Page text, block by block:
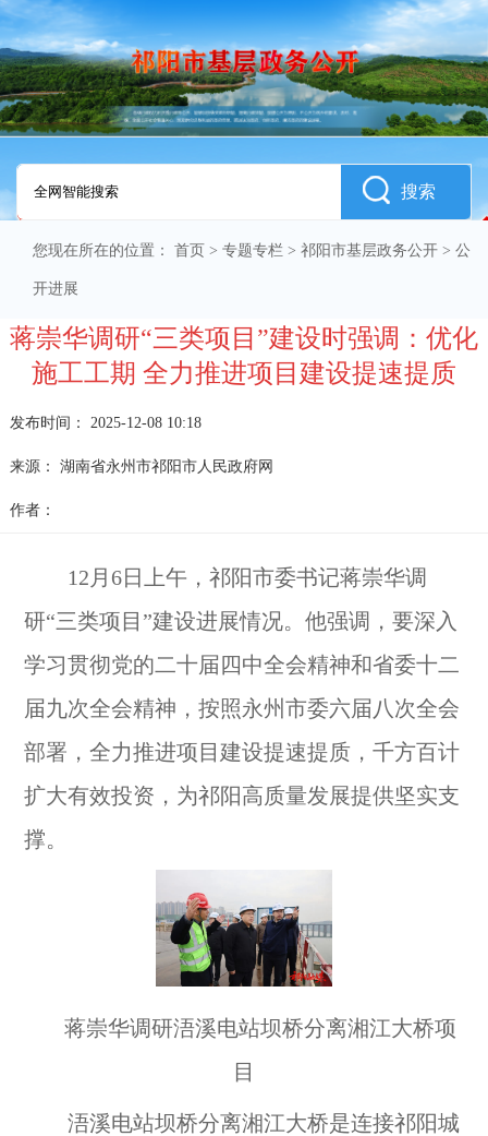
搜索
您现在所在的位置： 首页 > 专题专栏 > 祁阳市基层政务公开 > 公
开进展
蒋崇华调研“三类项目”建设时强调：优化
施工工期 全力推进项目建设提速提质
发布时间： 2025-12-08 10:18
来源： 湖南省永州市祁阳市人民政府网
作者：
12月6日上午，祁阳市委书记蒋崇华调
研“三类项目”建设进展情况。他强调，要深入
学习贯彻党的二十届四中全会精神和省委十二
届九次全会精神，按照永州市委六届八次全会
部署，全力推进项目建设提速提质，千方百计
扩大有效投资，为祁阳高质量发展提供坚实支
撑。
蒋崇华调研浯溪电站坝桥分离湘江大桥项
目
浯溪电站坝桥分离湘江大桥是连接祁阳城